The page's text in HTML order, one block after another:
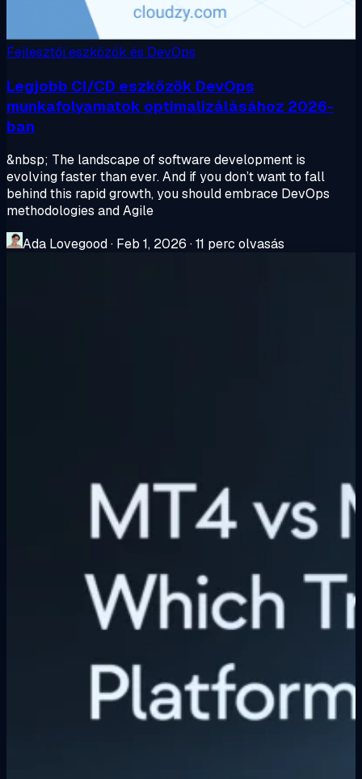
Fejlesztői eszközök és DevOps
Legjobb CI/CD eszközök DevOps
munkafolyamatok optimalizálásához 2026-
ban
&nbsp; The landscape of software development is
evolving faster than ever. And if you don’t want to fall
behind this rapid growth, you should embrace DevOps
methodologies and Agile
Ada Lovegood· Feb 1, 2026 ·11 perc olvasás